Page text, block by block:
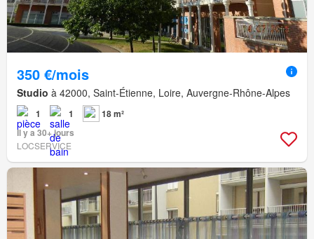
350 €/mois
Studio à 42000, Saint-Étienne, Loire, Auvergne-Rhône-Alpes
1 1
18 m²
Il y a 30+ jours
LOCSERVICE